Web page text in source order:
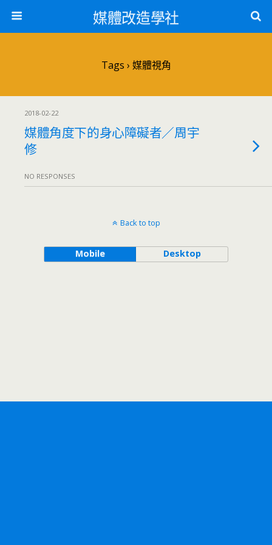
媒體改造學社
Tags › 媒體視角
2018-02-22
媒體角度下的身心障礙者／周宇
修
NO RESPONSES
Back to top
Mobile Desktop